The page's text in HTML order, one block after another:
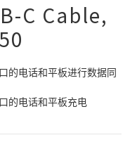
C Cable,
的电话和平板进行数据同
的电话和平板充电